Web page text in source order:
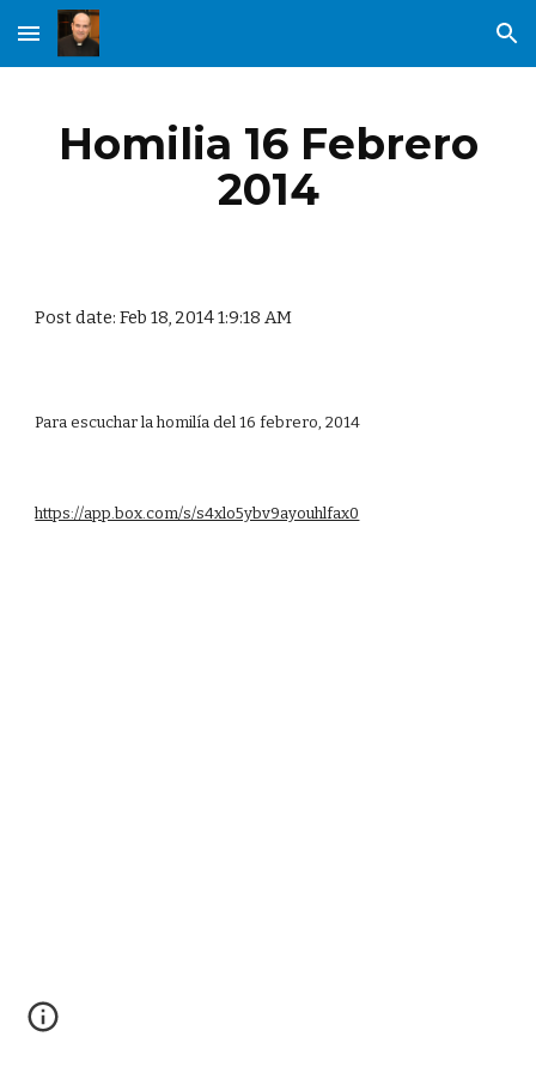
Skip to main content Skip to navigation
Homilia 16 Febrero
2014
Post date: Feb 18, 2014 1:9:18 AM
Para escuchar la homilía del 16 febrero, 2014
https://app.box.com/s/s4xlo5ybv9ayouhlfax0